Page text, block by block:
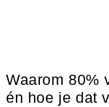
Waarom 80%
én hoe je dat